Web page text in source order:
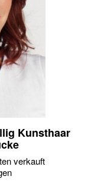
Kunsthaar
verkauft